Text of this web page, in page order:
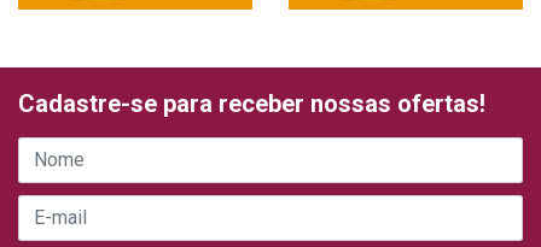
Cadastre-se para receber nossas ofertas!